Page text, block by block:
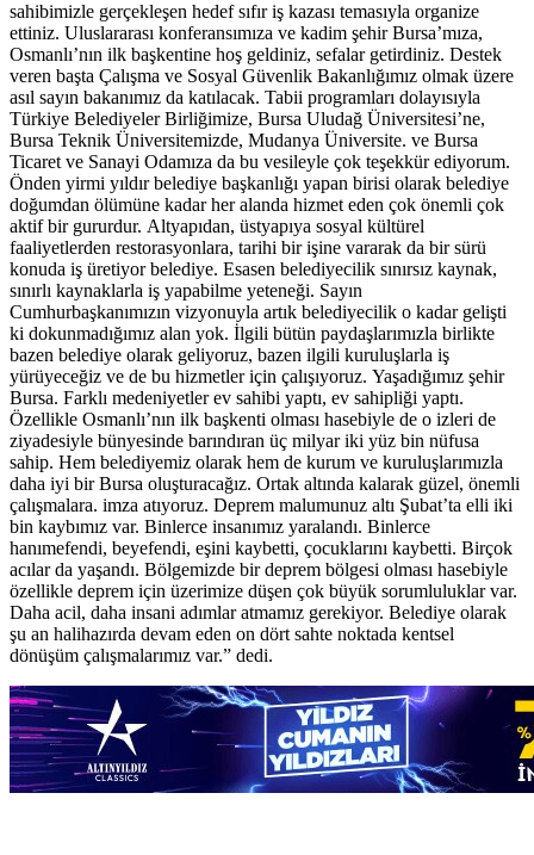
sahibimizle gerçekleşen hedef sıfır iş kazası temasıyla organize
ettiniz. Uluslararası konferansımıza ve kadim şehir Bursa’mıza,
Osmanlı’nın ilk başkentine hoş geldiniz, sefalar getirdiniz. Destek
veren başta Çalışma ve Sosyal Güvenlik Bakanlığımız olmak üzere
asıl sayın bakanımız da katılacak. Tabii programları dolayısıyla
Türkiye Belediyeler Birliğimize, Bursa Uludağ Üniversitesi’ne,
Bursa Teknik Üniversitemizde, Mudanya Üniversite. ve Bursa
Ticaret ve Sanayi Odamıza da bu vesileyle çok teşekkür ediyorum.
Önden yirmi yıldır belediye başkanlığı yapan birisi olarak belediye
doğumdan ölümüne kadar her alanda hizmet eden çok önemli çok
aktif bir gururdur. Altyapıdan, üstyapıya sosyal kültürel
faaliyetlerden restorasyonlara, tarihi bir işine vararak da bir sürü
konuda iş üretiyor belediye. Esasen belediyecilik sınırsız kaynak,
sınırlı kaynaklarla iş yapabilme yeteneği. Sayın
Cumhurbaşkanımızın vizyonuyla artık belediyecilik o kadar gelişti
ki dokunmadığımız alan yok. İlgili bütün paydaşlarımızla birlikte
bazen belediye olarak geliyoruz, bazen ilgili kuruluşlarla iş
yürüyeceğiz ve de bu hizmetler için çalışıyoruz. Yaşadığımız şehir
Bursa. Farklı medeniyetler ev sahibi yaptı, ev sahipliği yaptı.
Özellikle Osmanlı’nın ilk başkenti olması hasebiyle de o izleri de
ziyadesiyle bünyesinde barındıran üç milyar iki yüz bin nüfusa
sahip. Hem belediyemiz olarak hem de kurum ve kuruluşlarımızla
daha iyi bir Bursa oluşturacağız. Ortak altında kalarak güzel, önemli
çalışmalara. imza atıyoruz. Deprem malumunuz altı Şubat’ta elli iki
bin kaybımız var. Binlerce insanımız yaralandı. Binlerce
hanımefendi, beyefendi, eşini kaybetti, çocuklarını kaybetti. Birçok
acılar da yaşandı. Bölgemizde bir deprem bölgesi olması hasebiyle
özellikle deprem için üzerimize düşen çok büyük sorumluluklar var.
Daha acil, daha insani adımlar atmamız gerekiyor. Belediye olarak
şu an halihazırda devam eden on dört sahte noktada kentsel
dönüşüm çalışmalarımız var.” dedi.